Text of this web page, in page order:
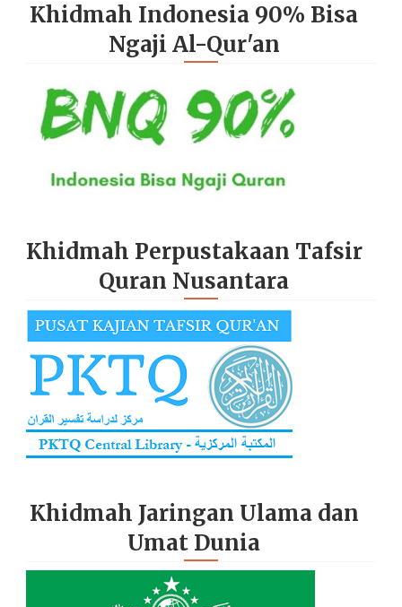
Khidmah Indonesia 90% Bisa
Ngaji Al-Qur'an
Khidmah Perpustakaan Tafsir
Quran Nusantara
Khidmah Jaringan Ulama dan
Umat Dunia